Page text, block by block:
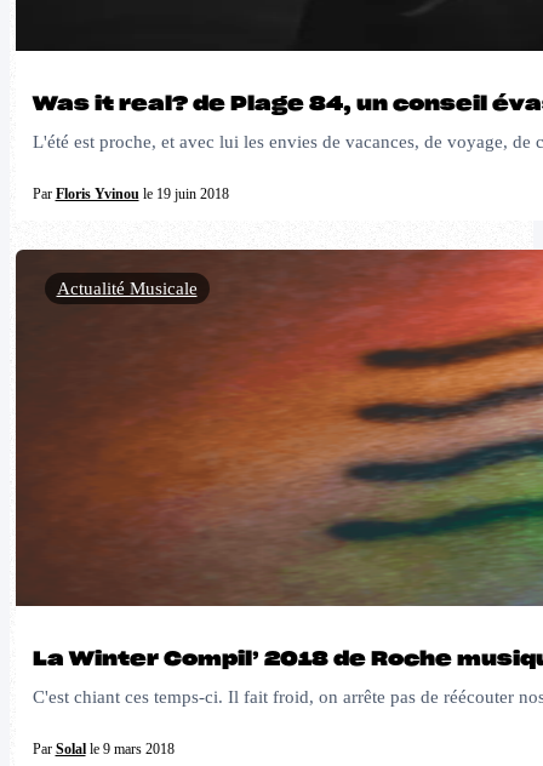
Was it real? de Plage 84, un conseil
L'été est proche, et avec lui les envies de vacances, de voyage,
Par Floris Yvinoule 19 juin 2018
La Winter Compil’ 2018 de Roche
C'est chiant ces temps-ci. Il fait froid, on arrête pas de réécouter
Par Solalle 9 mars 2018
Actualité Musicale